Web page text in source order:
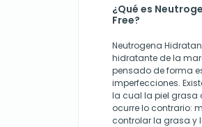
¿Qué es
Free?
Neutrogena
hidratante de la
pensado de forma
imperfecciones.
la cual la piel grasa
ocurre lo contrario:
controlar la grasa y